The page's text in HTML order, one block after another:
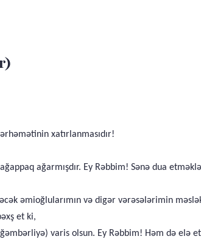
xatırlanmasıdır!
ağarmışdır. Ey Rəbbim! Sənə dua
əmioğlularımın və digər vərəsələrimin
et ki,
varis olsun. Ey Rəbbim! Həm də elə